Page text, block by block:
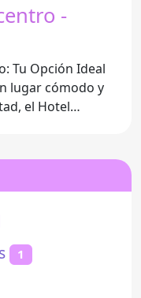
-
Tu Opción Ideal
el Hotel
1